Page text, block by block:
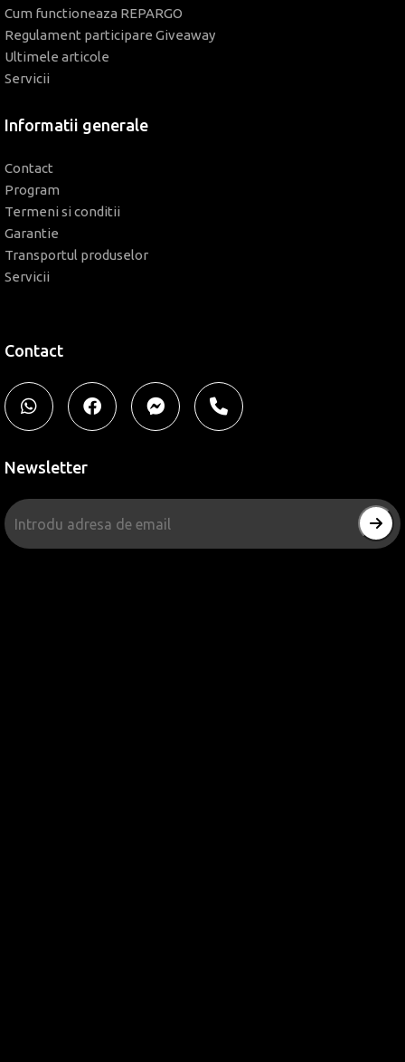
Cum functioneaza REPARGO
Regulament participare Giveaway
Ultimele articole
Servicii
Informatii generale
Contact
Program
Termeni si conditii
Garantie
Transportul produselor
Servicii
Contact
Newsletter